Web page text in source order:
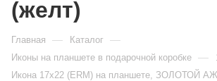
(желт)
Главная — Каталог —
Иконы на планшете в подарочной коробке —
Икона 17x22 (ERM) на планшете, ЗОЛОТОЙ